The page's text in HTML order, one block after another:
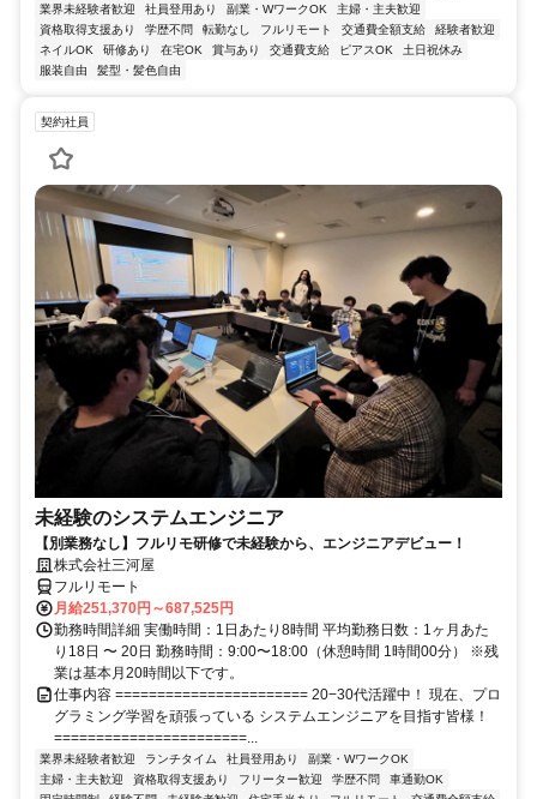
業界未経験者歓迎 社員登用あり 副業・WワークOK
主婦・主夫歓迎
資格取得支援あり
学歴不問 転勤なし フルリモート 交通費全額支給
経験者歓迎
ネイルOK
研修あり 在宅OK 賞与あり 交通費支給 ピアスOK
土日祝休み
服装自由
髪型・髪色自由
契約社員
未経験のシステムエンジニア
【別業務なし】フルリモ研修で未経験から、エンジニアデビュー！
株式会社三河屋
フルリモート
月給251,370円～687,525円
勤務時間詳細 実働時間：1日あたり8時間 平均勤務日数：1ヶ月あた
り18日 〜 20日 勤務時間：9:00〜18:00（休憩時間 1時間00分） ※残
業は基本月20時間以下です。
仕事内容 ======================= 20−30代活躍中！ 現在、プロ
グラミング学習を頑張っている システムエンジニアを目指す皆様！
=======================...
業界未経験者歓迎 ランチタイム 社員登用あり
副業・WワークOK
主婦・主夫歓迎
資格取得支援あり フリーター歓迎 学歴不問
車通勤OK